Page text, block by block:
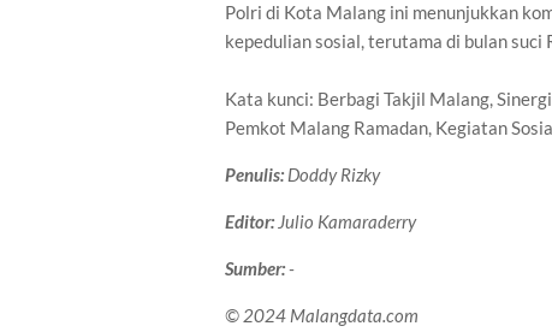
Polri di Kota Malang ini menunjukkan
kepedulian sosial, terutama di bulan suci
Kata kunci: Berbagi Takjil Malang,
Pemkot Malang Ramadan, Kegiatan
Penulis: Doddy Rizky
Editor: Julio Kamaraderry
Sumber:-
© 2024 Malangdata.com